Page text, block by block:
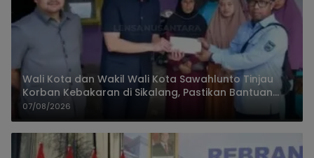
Wali Kota dan Wakil Wali Kota Sawahlunto Tinjau
Korban Kebakaran di Sikalang, Pastikan Bantuan
dan Perkuat Mitigasi Bencana
07/08/2026